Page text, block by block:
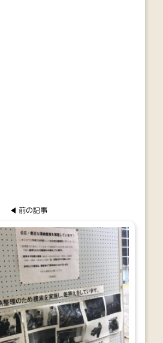
前の記事